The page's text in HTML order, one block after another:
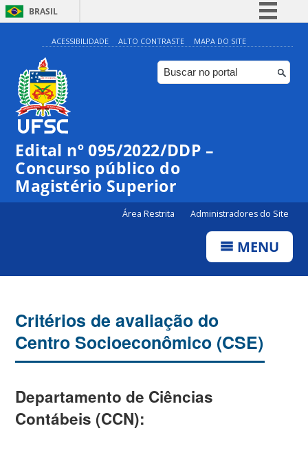
BRASIL
Simplifique!
Comunica BR
Participe
Canais
ACESSIBILIDADE ALTO CONTRASTE MAPA DO SITE
Edital nº 095/2022/DDP –
Concurso público do
Magistério Superior
Área Restrita Administradores do Site
MENU
Critérios de avaliação do
Centro Socioeconômico (CSE)
Departamento de Ciências
Contábeis (CCN):